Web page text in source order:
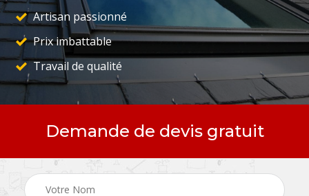
Artisan passionné
Prix imbattable
Travail de qualité
Demande de devis gratuit